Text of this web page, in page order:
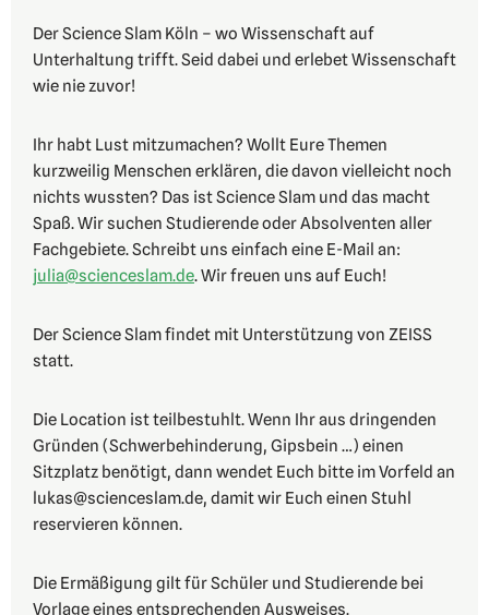
Der Science Slam Köln – wo Wissenschaft auf
Unterhaltung trifft. Seid dabei und erlebet Wissenschaft
wie nie zuvor!
Ihr habt Lust mitzumachen? Wollt Eure Themen
kurzweilig Menschen erklären, die davon vielleicht noch
nichts wussten? Das ist Science Slam und das macht
Spaß. Wir suchen Studierende oder Absolventen aller
Fachgebiete. Schreibt uns einfach eine E-Mail an:
julia@scienceslam.de. Wir freuen uns auf Euch!
Der Science Slam findet mit Unterstützung von ZEISS
statt.
Die Location ist teilbestuhlt. Wenn Ihr aus dringenden
Gründen (Schwerbehinderung, Gipsbein …) einen
Sitzplatz benötigt, dann wendet Euch bitte im Vorfeld an
lukas@scienceslam.de, damit wir Euch einen Stuhl
reservieren können.
Die Ermäßigung gilt für Schüler und Studierende bei
Vorlage eines entsprechenden Ausweises.